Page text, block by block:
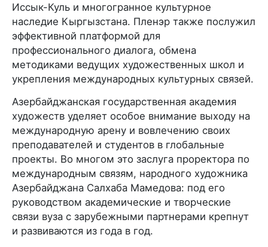
Иссык-Куль и многогранное культурное
наследие Кыргызстана. Пленэр также послужил
эффективной платформой для
профессионального диалога, обмена
методиками ведущих художественных школ и
укрепления международных культурных связей.
Азербайджанская государственная академия
художеств уделяет особое внимание выходу на
международную арену и вовлечению своих
преподавателей и студентов в глобальные
проекты. Во многом это заслуга проректора по
международным связям, народного художника
Азербайджана Салхаба Мамедова: под его
руководством академические и творческие
связи вуза с зарубежными партнерами крепнут
и развиваются из года в год.